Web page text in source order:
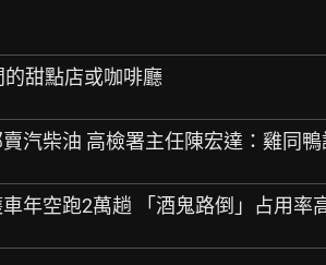
甜點店或咖啡廳
汽柴油 高檢署主任陳宏達：雞同
年空跑2萬趟 「酒鬼路倒」占用率